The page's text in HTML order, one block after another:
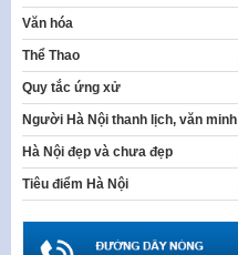
Văn hóa
Thể Thao
Quy tắc ứng xử
Người Hà Nội thanh lịch, văn minh
Hà Nội đẹp và chưa đẹp
Tiêu điểm Hà Nội